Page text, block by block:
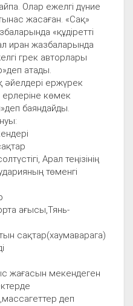
Олар ежелгі дүние
жасаған. «Сақ»
«құдіретті
иран жазбаларында
грек авторлары
атады.
әйелдері ержүрек
ерлеріне көмек
баяндайды.
Арал теңізінің
төменгі
ағысы,Тянь-
сақтар(хаумаварага)
жағасын мекендеген
деп